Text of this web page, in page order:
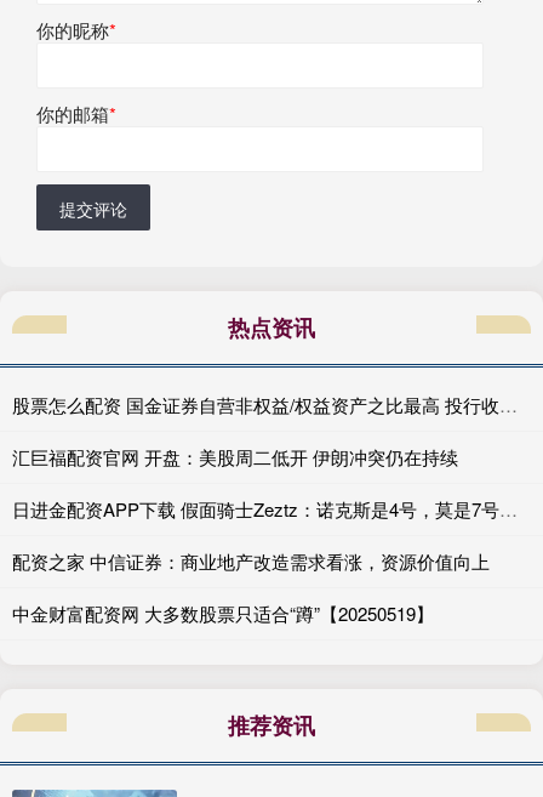
你的昵称*
你的邮箱*
提交评论
热点资讯
股票怎么配资 国金证券自营非权益/权益资产之比最高 投行收入高达10亿元可利润仍为负值|券商年报
汇巨福配资官网 开盘：美股周二低开 伊朗冲突仍在持续
日进金配资APP下载 假面骑士Zeztz：诺克斯是4号，莫是7号，几年间竟然消耗了三位特工
配资之家 中信证券：商业地产改造需求看涨，资源价值向上
中金财富配资网 大多数股票只适合“蹲”【20250519】
推荐资讯